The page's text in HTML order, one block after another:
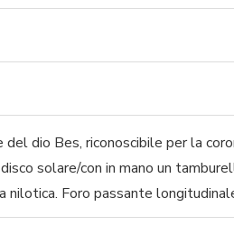
dio Bes, riconoscibile per la
solare/con in mano un
nilotica. Foro passante